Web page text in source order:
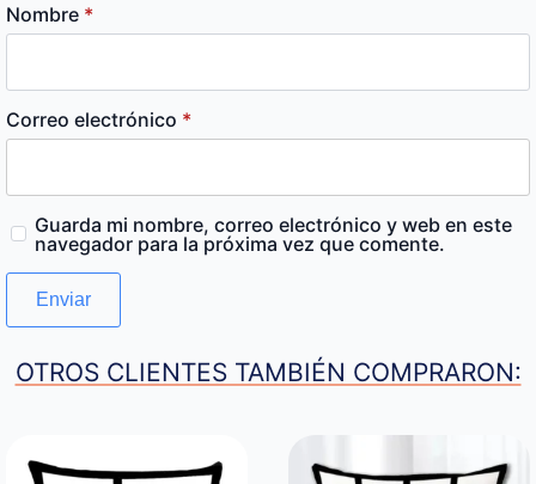
Nombre *
Correo electrónico *
Guarda mi nombre, correo electrónico y web en este
navegador para la próxima vez que comente.
OTROS CLIENTES TAMBIÉN COMPRARON: